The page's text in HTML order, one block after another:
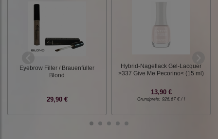
Eyebrow Filler / Brauenfüller
Blond
29,90 €
Hybrid-Nagellack Gel-Lacquer
>337 Give Me Pecorino< (15 ml)
13,90 €
Grundpreis: 926,67 € / l